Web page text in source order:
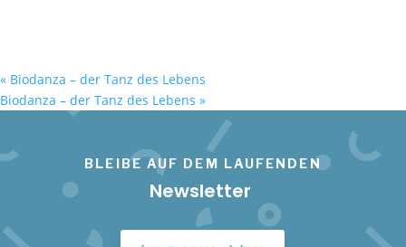
« Biodanza – der Tanz des Lebens
Biodanza – der Tanz des Lebens »
BLEIBE AUF DEM LAUFENDEN
Newsletter